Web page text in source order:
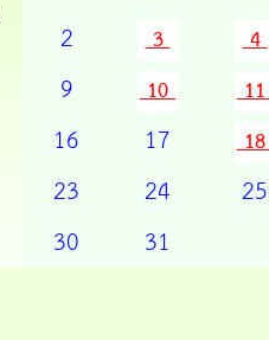
2 3 4
9 10
16 17
23 24
25
30
31